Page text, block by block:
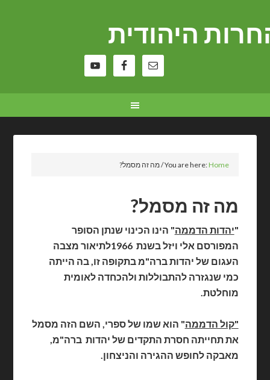
היהודית
You are here:Home
/מה זה מסמל?
מה זה מסמל?
יהדות הדממה" הינו הכינוי שנתן הסופר
המפורסם אלי ויזל בשנת 1966לתיאור מצבה
העגום של יהדות ברה"מ בתקופה זו, בה הייתה
כמי שנגזרה להתבוללות ולהכחדה לאומית
מוחלטת.
"קול הדממה" הוא שמו של ספרי, השם הזה מסמל
את תחייתה חסרת התקדים של יהדות ברה"מ,
מאבקה לחופש ההגירה והניצחון.